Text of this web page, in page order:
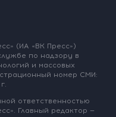
(ИА «ВК Пресс»)
по надзору в
и массовых
номер СМИ:
ответственностью
Главный редактор —